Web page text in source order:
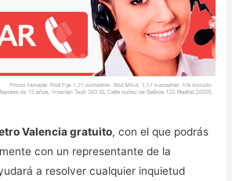
Valencia gratuito, con el que podrás
con un representante de la
a resolver cualquier inquietud